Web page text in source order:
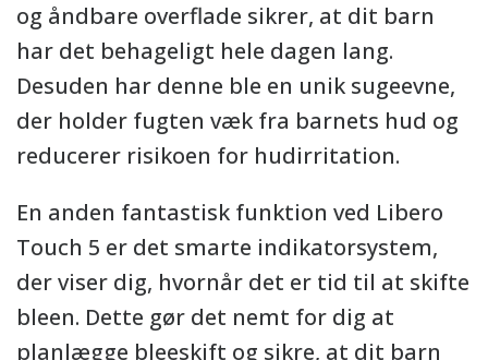
og åndbare overflade sikrer, at dit barn
har det behageligt hele dagen lang.
Desuden har denne ble en unik sugeevne,
der holder fugten væk fra barnets hud og
reducerer risikoen for hudirritation.
En anden fantastisk funktion ved Libero
Touch 5 er det smarte indikatorsystem,
der viser dig, hvornår det er tid til at skifte
bleen. Dette gør det nemt for dig at
planlægge bleeskift og sikre, at dit barn